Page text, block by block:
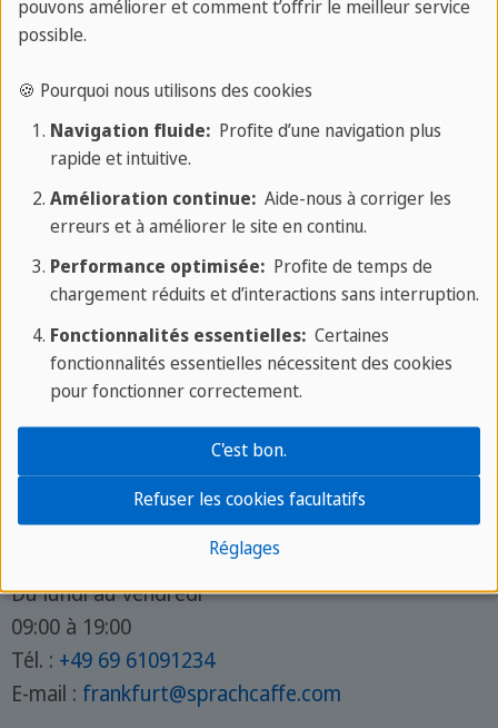
FAQ
✔️ Nos avantages
✔ Plus de 40 ans d'expérience
✔ Professeurs de langues expérimentés
✔ École de langues située au centre
✔ Excellent service et
assistance sur place
✔ Concept d'enseignement personnalisé
✔ Reconnaissance comme congé de formation
✔ Diversité linguistique sans limite
Du lundi au vendredi
09:00 à 19:00
Tél. : +49 69 61091234
E-mail : frankfurt@sprachcaffe.com
pouvons améliorer et comment t’offrir le meilleur service
possible.
🍪 Pourquoi nous utilisons des cookies
Navigation fluide:Profite d’une navigation plus
rapide et intuitive.
Amélioration continue:Aide-nous à corriger les
erreurs et à améliorer le site en continu.
Performance optimisée:Profite de temps de
chargement réduits et d’interactions sans interruption.
Fonctionnalités essentielles:Certaines
fonctionnalités essentielles nécessitent des cookies
pour fonctionner correctement.
Réglages
Refuser les cookies facultatifs
C'est bon.